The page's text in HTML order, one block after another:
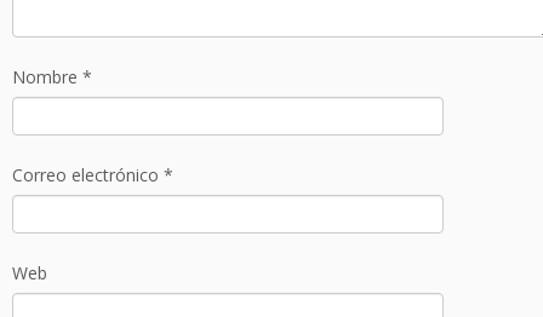
Nombre *
Correo electrónico *
Web